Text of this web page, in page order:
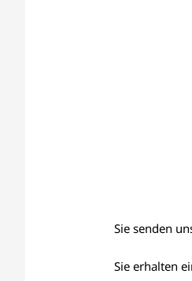
Sie senden
Sie erhalten